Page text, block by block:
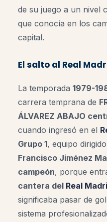
de su juego a un nivel
que conocía en los
capital.
El salto al Real
La temporada 1979-
carrera temprana de
ÁLVAREZ ABAJO
cuando ingresó en el
Grupo 1, equipo
Francisco Jiménez
campeón, porque
cantera del Real
significaba pasar de
sistema